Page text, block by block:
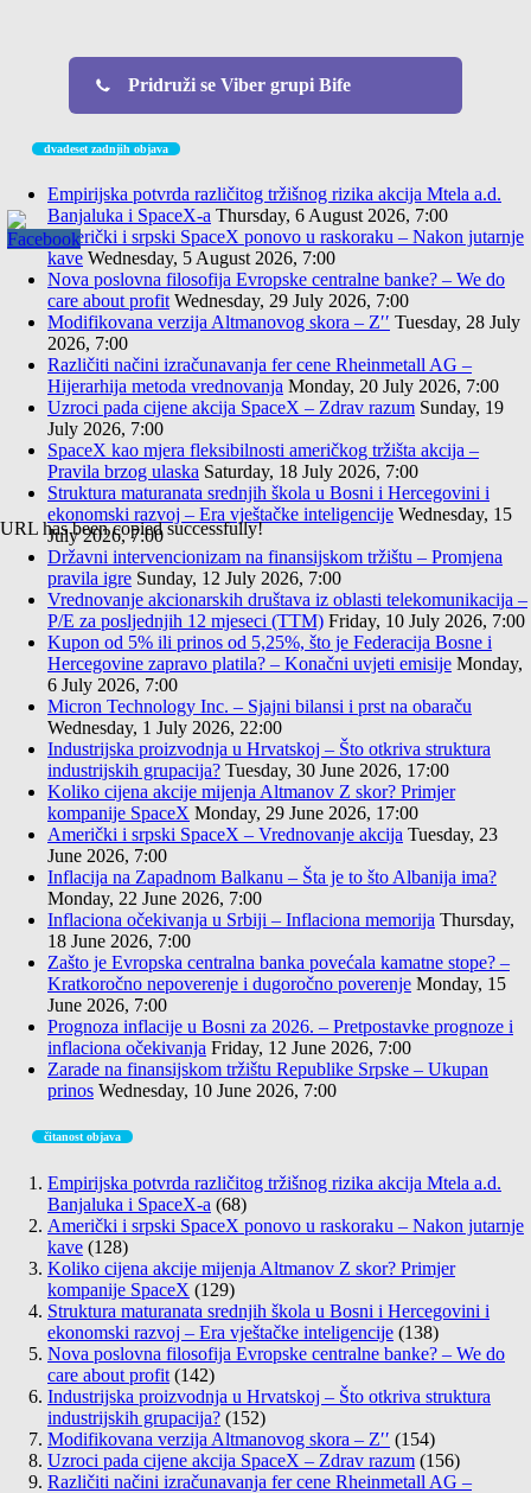
Pridruži se Viber grupi Bife
URL has been copied successfully!
dvadeset zadnjih objava
Empirijska potvrda različitog tržišnog rizika akcija Mtela a.d.
Banjaluka i SpaceX-a Thursday, 6 August 2026, 7:00
Američki i srpski SpaceX ponovo u raskoraku – Nakon jutarnje
kave Wednesday, 5 August 2026, 7:00
Nova poslovna filosofija Evropske centralne banke? – We do
care about profit Wednesday, 29 July 2026, 7:00
Modifikovana verzija Altmanovog skora – Z′′ Tuesday, 28 July
2026, 7:00
Različiti načini izračunavanja fer cene Rheinmetall AG –
Hijerarhija metoda vrednovanja Monday, 20 July 2026, 7:00
Uzroci pada cijene akcija SpaceX – Zdrav razum Sunday, 19
July 2026, 7:00
SpaceX kao mjera fleksibilnosti američkog tržišta akcija –
Pravila brzog ulaska Saturday, 18 July 2026, 7:00
Struktura maturanata srednjih škola u Bosni i Hercegovini i
ekonomski razvoj – Era vještačke inteligencije Wednesday, 15
July 2026, 7:00
Državni intervencionizam na finansijskom tržištu – Promjena
pravila igre Sunday, 12 July 2026, 7:00
Vrednovanje akcionarskih društava iz oblasti telekomunikacija –
P/E za posljednjih 12 mjeseci (TTM) Friday, 10 July 2026, 7:00
Kupon od 5% ili prinos od 5,25%, što je Federacija Bosne i
Hercegovine zapravo platila? – Konačni uvjeti emisije Monday,
6 July 2026, 7:00
Micron Technology Inc. – Sjajni bilansi i prst na obaraču
Wednesday, 1 July 2026, 22:00
Industrijska proizvodnja u Hrvatskoj – Što otkriva struktura
industrijskih grupacija? Tuesday, 30 June 2026, 17:00
Koliko cijena akcije mijenja Altmanov Z skor? Primjer
kompanije SpaceX Monday, 29 June 2026, 17:00
Američki i srpski SpaceX – Vrednovanje akcija Tuesday, 23
June 2026, 7:00
Inflacija na Zapadnom Balkanu – Šta je to što Albanija ima?
Monday, 22 June 2026, 7:00
Inflaciona očekivanja u Srbiji – Inflaciona memorija Thursday,
18 June 2026, 7:00
Zašto je Evropska centralna banka povećala kamatne stope? –
Kratkoročno nepoverenje i dugoročno poverenje Monday, 15
June 2026, 7:00
Prognoza inflacije u Bosni za 2026. – Pretpostavke prognoze i
inflaciona očekivanja Friday, 12 June 2026, 7:00
Zarade na finansijskom tržištu Republike Srpske – Ukupan
prinos Wednesday, 10 June 2026, 7:00
čitanost objava
Empirijska potvrda različitog tržišnog rizika akcija Mtela a.d.
Banjaluka i SpaceX-a (68)
Američki i srpski SpaceX ponovo u raskoraku – Nakon jutarnje
kave (128)
Koliko cijena akcije mijenja Altmanov Z skor? Primjer
kompanije SpaceX (129)
Struktura maturanata srednjih škola u Bosni i Hercegovini i
ekonomski razvoj – Era vještačke inteligencije (138)
Nova poslovna filosofija Evropske centralne banke? – We do
care about profit (142)
Industrijska proizvodnja u Hrvatskoj – Što otkriva struktura
industrijskih grupacija? (152)
Modifikovana verzija Altmanovog skora – Z′′ (154)
Uzroci pada cijene akcija SpaceX – Zdrav razum (156)
Različiti načini izračunavanja fer cene Rheinmetall AG –